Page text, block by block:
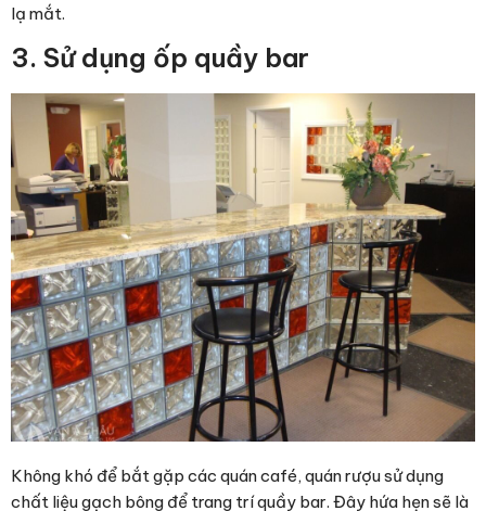
lạ mắt.
3. Sử dụng ốp quầy bar
Không khó để bắt gặp các quán café, quán rượu sử dụng
chất liệu gạch bông để trang trí quầy bar. Đây hứa hẹn sẽ là